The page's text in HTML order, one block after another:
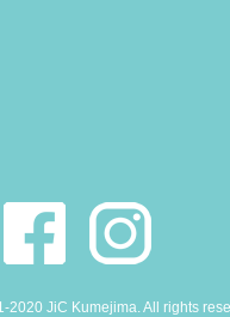
2020 JiC Kumejima. All rights